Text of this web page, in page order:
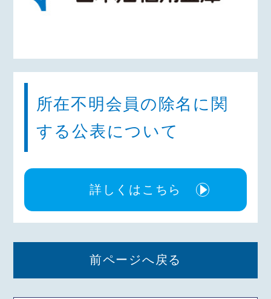
所在不明会員の除名に関
する公表について
詳しくはこちら
前ページへ戻る